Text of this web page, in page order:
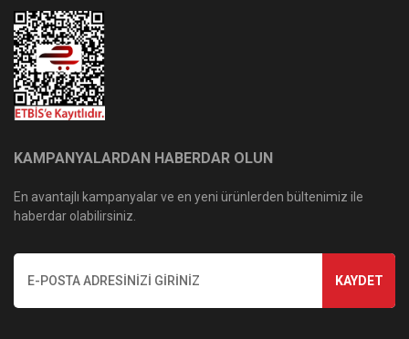
KAMPANYALARDAN HABERDAR OLUN
En avantajlı kampanyalar ve en yeni ürünlerden bültenimiz ile
haberdar olabilirsiniz.
KAYDET